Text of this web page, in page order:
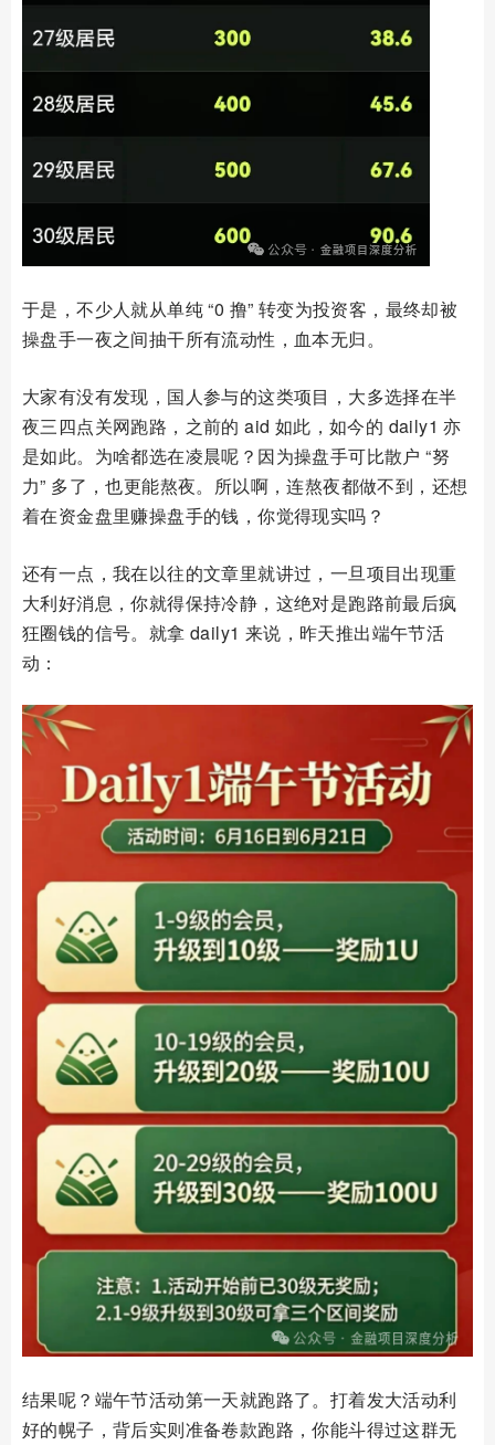
于是，不少人就从单纯 “0 撸” 转变为投资客，最终却被
操盘手一夜之间抽干所有流动性，血本无归。
大家有没有发现，国人参与的这类项目，大多选择在半
夜三四点关网跑路，之前的 aid 如此，如今的 daily1 亦
是如此。为啥都选在凌晨呢？因为操盘手可比散户 “努
力” 多了，也更能熬夜。所以啊，连熬夜都做不到，还想
着在资金盘里赚操盘手的钱，你觉得现实吗？
还有一点，我在以往的文章里就讲过，一旦项目出现重
大利好消息，你就得保持冷静，这绝对是跑路前最后疯
狂圈钱的信号。就拿 daily1 来说，昨天推出端午节活
动：
结果呢？端午节活动第一天就跑路了。打着发大活动利
好的幌子，背后实则准备卷款跑路，你能斗得过这群无